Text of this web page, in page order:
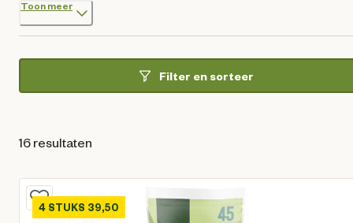
Toon meer
Filter en sorteer
16 resultaten
4 STUKS 39,50